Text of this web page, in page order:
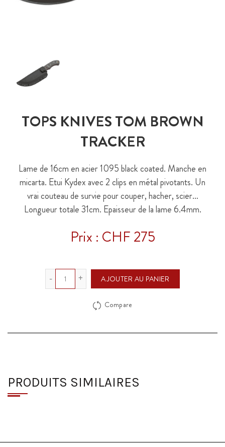
TOPS KNIVES TOM BROWN
TRACKER
Lame de 16cm en acier 1095 black coated. Manche en
micarta. Etui Kydex avec 2 clips en métal pivotants. Un
vrai couteau de survie pour couper, hacher, scier…
Longueur totale 31cm. Epaisseur de la lame 6.4mm.
Prix : CHF 275
Quantité
AJOUTER AU PANIER
Compare
PRODUITS SIMILAIRES